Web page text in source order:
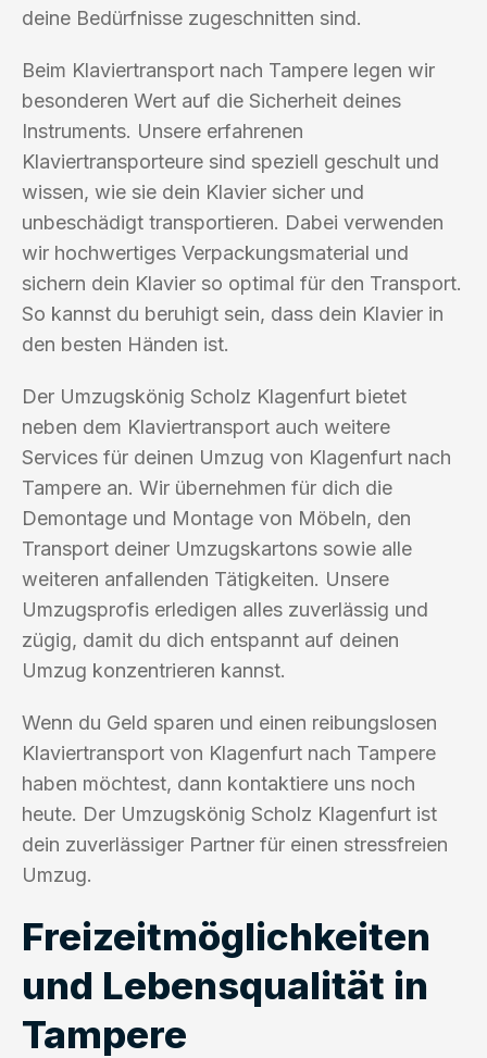
deine Bedürfnisse zugeschnitten sind.
Beim Klaviertransport nach Tampere legen wir
besonderen Wert auf die Sicherheit deines
Instruments. Unsere erfahrenen
Klaviertransporteure sind speziell geschult und
wissen, wie sie dein Klavier sicher und
unbeschädigt transportieren. Dabei verwenden
wir hochwertiges Verpackungsmaterial und
sichern dein Klavier so optimal für den Transport.
So kannst du beruhigt sein, dass dein Klavier in
den besten Händen ist.
Der Umzugskönig Scholz Klagenfurt bietet
neben dem Klaviertransport auch weitere
Services für deinen Umzug von Klagenfurt nach
Tampere an. Wir übernehmen für dich die
Demontage und Montage von Möbeln, den
Transport deiner Umzugskartons sowie alle
weiteren anfallenden Tätigkeiten. Unsere
Umzugsprofis erledigen alles zuverlässig und
zügig, damit du dich entspannt auf deinen
Umzug konzentrieren kannst.
Wenn du Geld sparen und einen reibungslosen
Klaviertransport von Klagenfurt nach Tampere
haben möchtest, dann kontaktiere uns noch
heute. Der Umzugskönig Scholz Klagenfurt ist
dein zuverlässiger Partner für einen stressfreien
Umzug.
Freizeitmöglichkeiten
und Lebensqualität in
Tampere